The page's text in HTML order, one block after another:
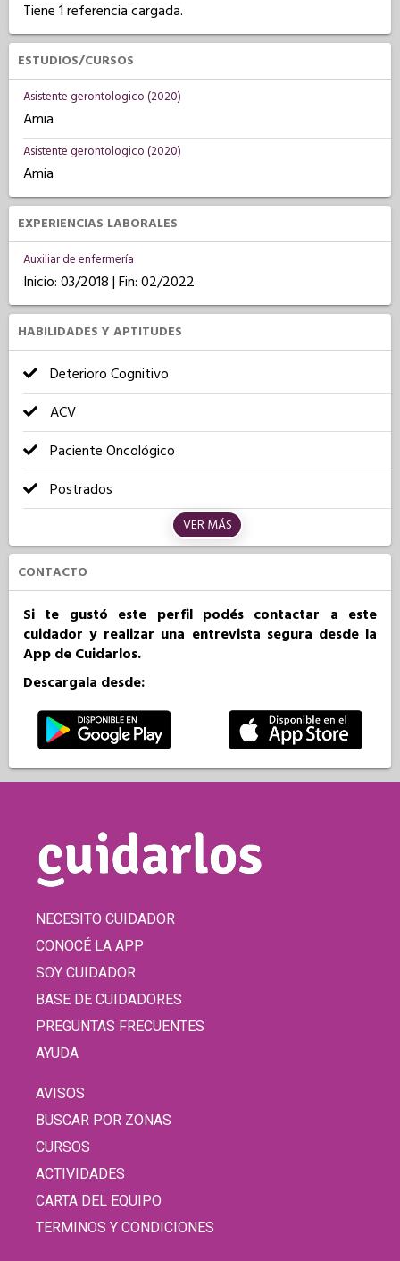
Tiene 1 referencia cargada.
ESTUDIOS/CURSOS
Asistente gerontologico (2020)
Amia
Asistente gerontologico (2020)
Amia
EXPERIENCIAS LABORALES
Auxiliar de enfermería
Inicio: 03/2018 | Fin: 02/2022
HABILIDADES Y APTITUDES
Deterioro Cognitivo
ACV
Paciente Oncológico
Postrados
VER MÁS
CONTACTO
Si te gustó este perfil podés contactar a este
cuidador y realizar una entrevista segura desde la
App de Cuidarlos.
Descargala desde:
NECESITO CUIDADOR
CONOCÉ LA APP
SOY CUIDADOR
BASE DE CUIDADORES
PREGUNTAS FRECUENTES
AYUDA
AVISOS
BUSCAR POR ZONAS
CURSOS
ACTIVIDADES
CARTA DEL EQUIPO
TERMINOS Y CONDICIONES